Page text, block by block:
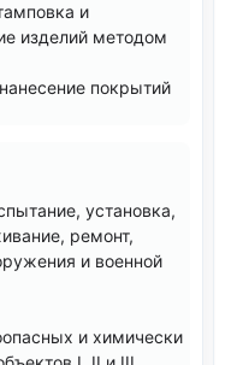
и
изделий методом
покрытий
установка,
ремонт,
и военной
и химически